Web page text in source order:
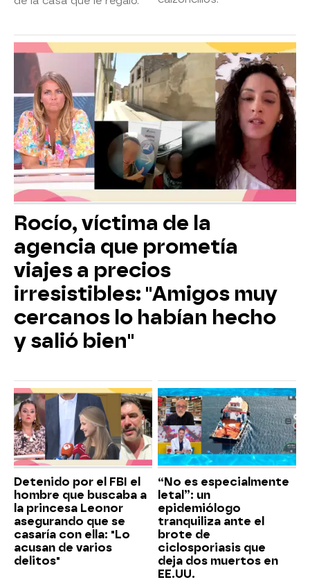
Rocío, víctima de la
agencia que prometía
viajes a precios
irresistibles: "Amigos muy
cercanos lo habían hecho
y salió bien"
Detenido por el FBI el
hombre que buscaba a
la princesa Leonor
asegurando que se
casaría con ella: "Lo
acusan de varios
delitos"
“No es especialmente
letal”: un
epidemiólogo
tranquiliza ante el
brote de
ciclosporiasis que
deja dos muertos en
EE.UU.